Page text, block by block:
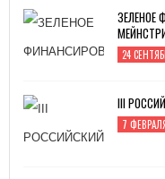
ЗЕЛЕНОЕ
24
III
7